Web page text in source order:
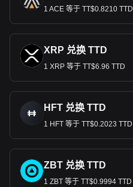
1 ACE 等于 TT$0.8210 TTD
XRP 兑换 TTD
1 XRP 等于 TT$6.96 TTD
HFT 兑换 TTD
1 HFT 等于 TT$0.2023 TTD
ZBT 兑换 TTD
1 ZBT 等于 TT$0.9994 TTD